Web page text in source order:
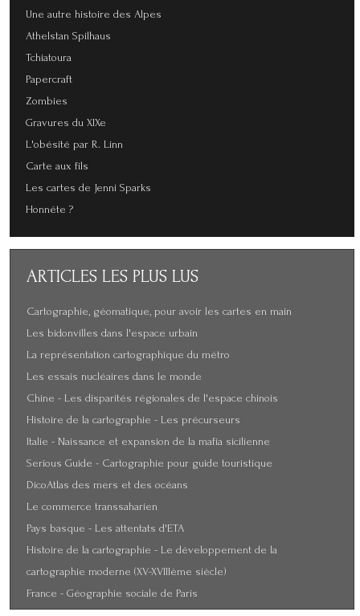
Une autre histoire des Alpes
Athelstan Spilhaus
Tchiatoura
Papercraft
Zombies
Gravures du XIXe
L'obésité par R. Linn
Carte aux fils
Les cartes de Jenni Sparks
Honnête ?
ARTICLES LES PLUS LUS
Cartographie, géomatique, pour avoir les cartes en main
Les bidonvilles dans l'espace urbain
La représentation cartographique du métro
Les essais nucléaires dans le monde
Chine - Les disparités régionales de l'espace chinois
Histoire de la cartographie - Les précurseurs
Italie - Naissance et expansion de la mafia sicilienne
Serious Guide - Cartographie pour guide touristique
DicoAtlas des mers et des océans
Le commerce transsaharien
Pays basque - Les attentats d'ETA
Histoire de la cartographie - Le développement de la
cartographie moderne (XV-XVIIIème siècle)
France - Géographie sociale de Paris